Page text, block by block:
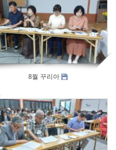
538
8월 꾸리아
472